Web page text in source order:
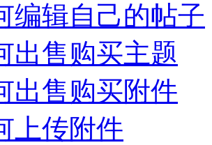
编辑自己的帖子
出售购买主题
出售购买附件
上传附件